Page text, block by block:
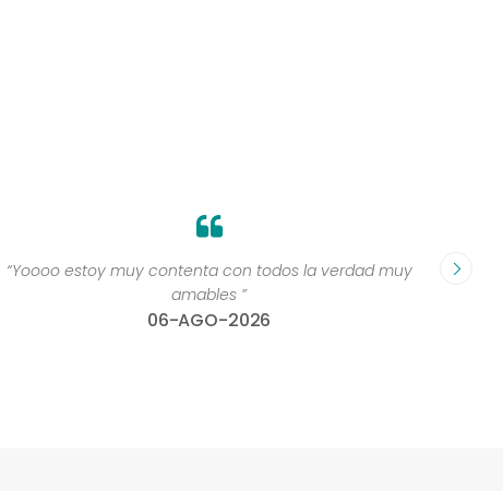
“Yoooo estoy muy contenta con todos la verdad muy
amables ”
06-AGO-2026